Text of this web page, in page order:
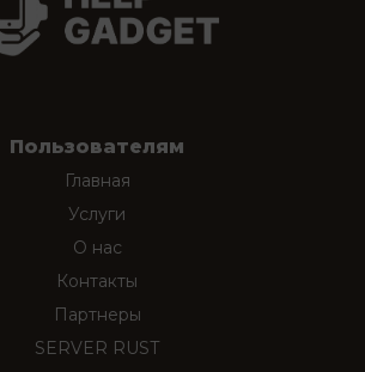
Пользователям
Главная
Услуги
О нас
Контакты
Партнеры
SERVER RUST